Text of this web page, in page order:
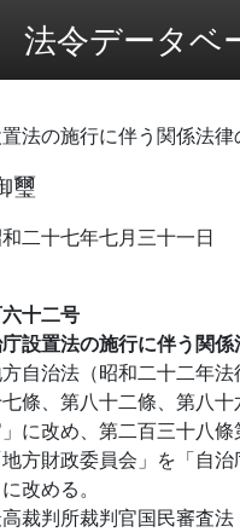
法令データベ
法の施行に伴う関係法
璽
二十七年七月三十一日
十二号
設置法の施行に伴う関
自治法（昭和二十二年法
條、第八十二條、第八
に改め、第二百三十八
方財政委員会」を「自
改める。
裁判所裁判官国民審査